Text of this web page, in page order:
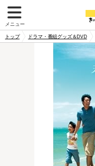
メニュー
トップ ドラマ・番組グッズ＆DVD